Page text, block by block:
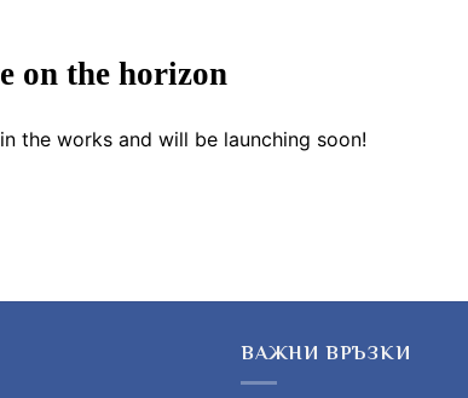
on the horizon
the works and will be launching soon!
ВАЖНИ ВРЪЗКИ